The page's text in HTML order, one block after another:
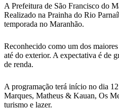
A Prefeitura de São Francisco do
Realizado na Prainha do Rio
temporada no Maranhão.
Reconhecido como um dos
até do exterior. A expectativa é de
de renda.
A programação terá início no dia
Marques, Matheus & Kauan, Os
turismo e lazer.